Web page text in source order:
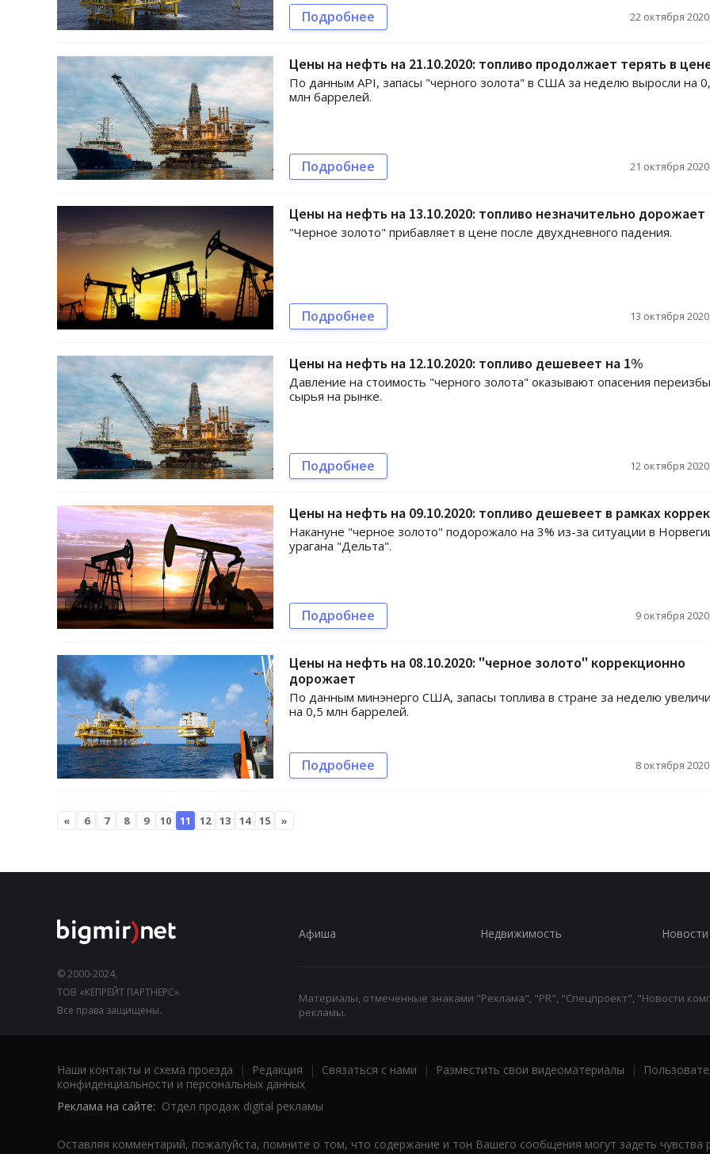
Подробнее 22 октября
Цены на нефть на 21.10.2020: топливо продолжает терять в
По данным API, запасы "черного золота" в США за неделю выросли на
млн баррелей.
Подробнее 21 октября
Цены на нефть на 13.10.2020: топливо незначительно дорожает
"Черное золото" прибавляет в цене после двухдневного падения.
Подробнее 13 октября
Цены на нефть на 12.10.2020: топливо дешевеет на 1%
Давление на стоимость "черного золота" оказывают опасения
сырья на рынке.
Подробнее 12 октября
Цены на нефть на 09.10.2020: топливо дешевеет в рамках
Накануне "черное золото" подорожало на 3% из-за ситуации в
урагана "Дельта".
Подробнее 9 октября
Цены на нефть на 08.10.2020: "черное золото" коррекционно
дорожает
По данным минэнерго США, запасы топлива в стране за неделю
на 0,5 млн баррелей.
Подробнее 8 октября
« 6 7 8 9 10 11 12 13 14 15 »
© 2000-2024,
ТОВ «КЕПРЕЙТ ПАРТНЕРС».
Все права защищены.
Афиша Недвижимость Новости
Материалы, отмеченные знаками "Реклама", "PR", "Спецпроект", "Новости
рекламы.
Наши контакты и схема проезда | Редакция | Связаться с нами | Разместить свои видеоматериалы |
конфиденциальности и персональных данных
Реклама на сайте: Отдел продаж digital рекламы
Оставляя комментарий, пожалуйста, помните о том, что содержание и тон Вашего сообщения могут задеть чувства